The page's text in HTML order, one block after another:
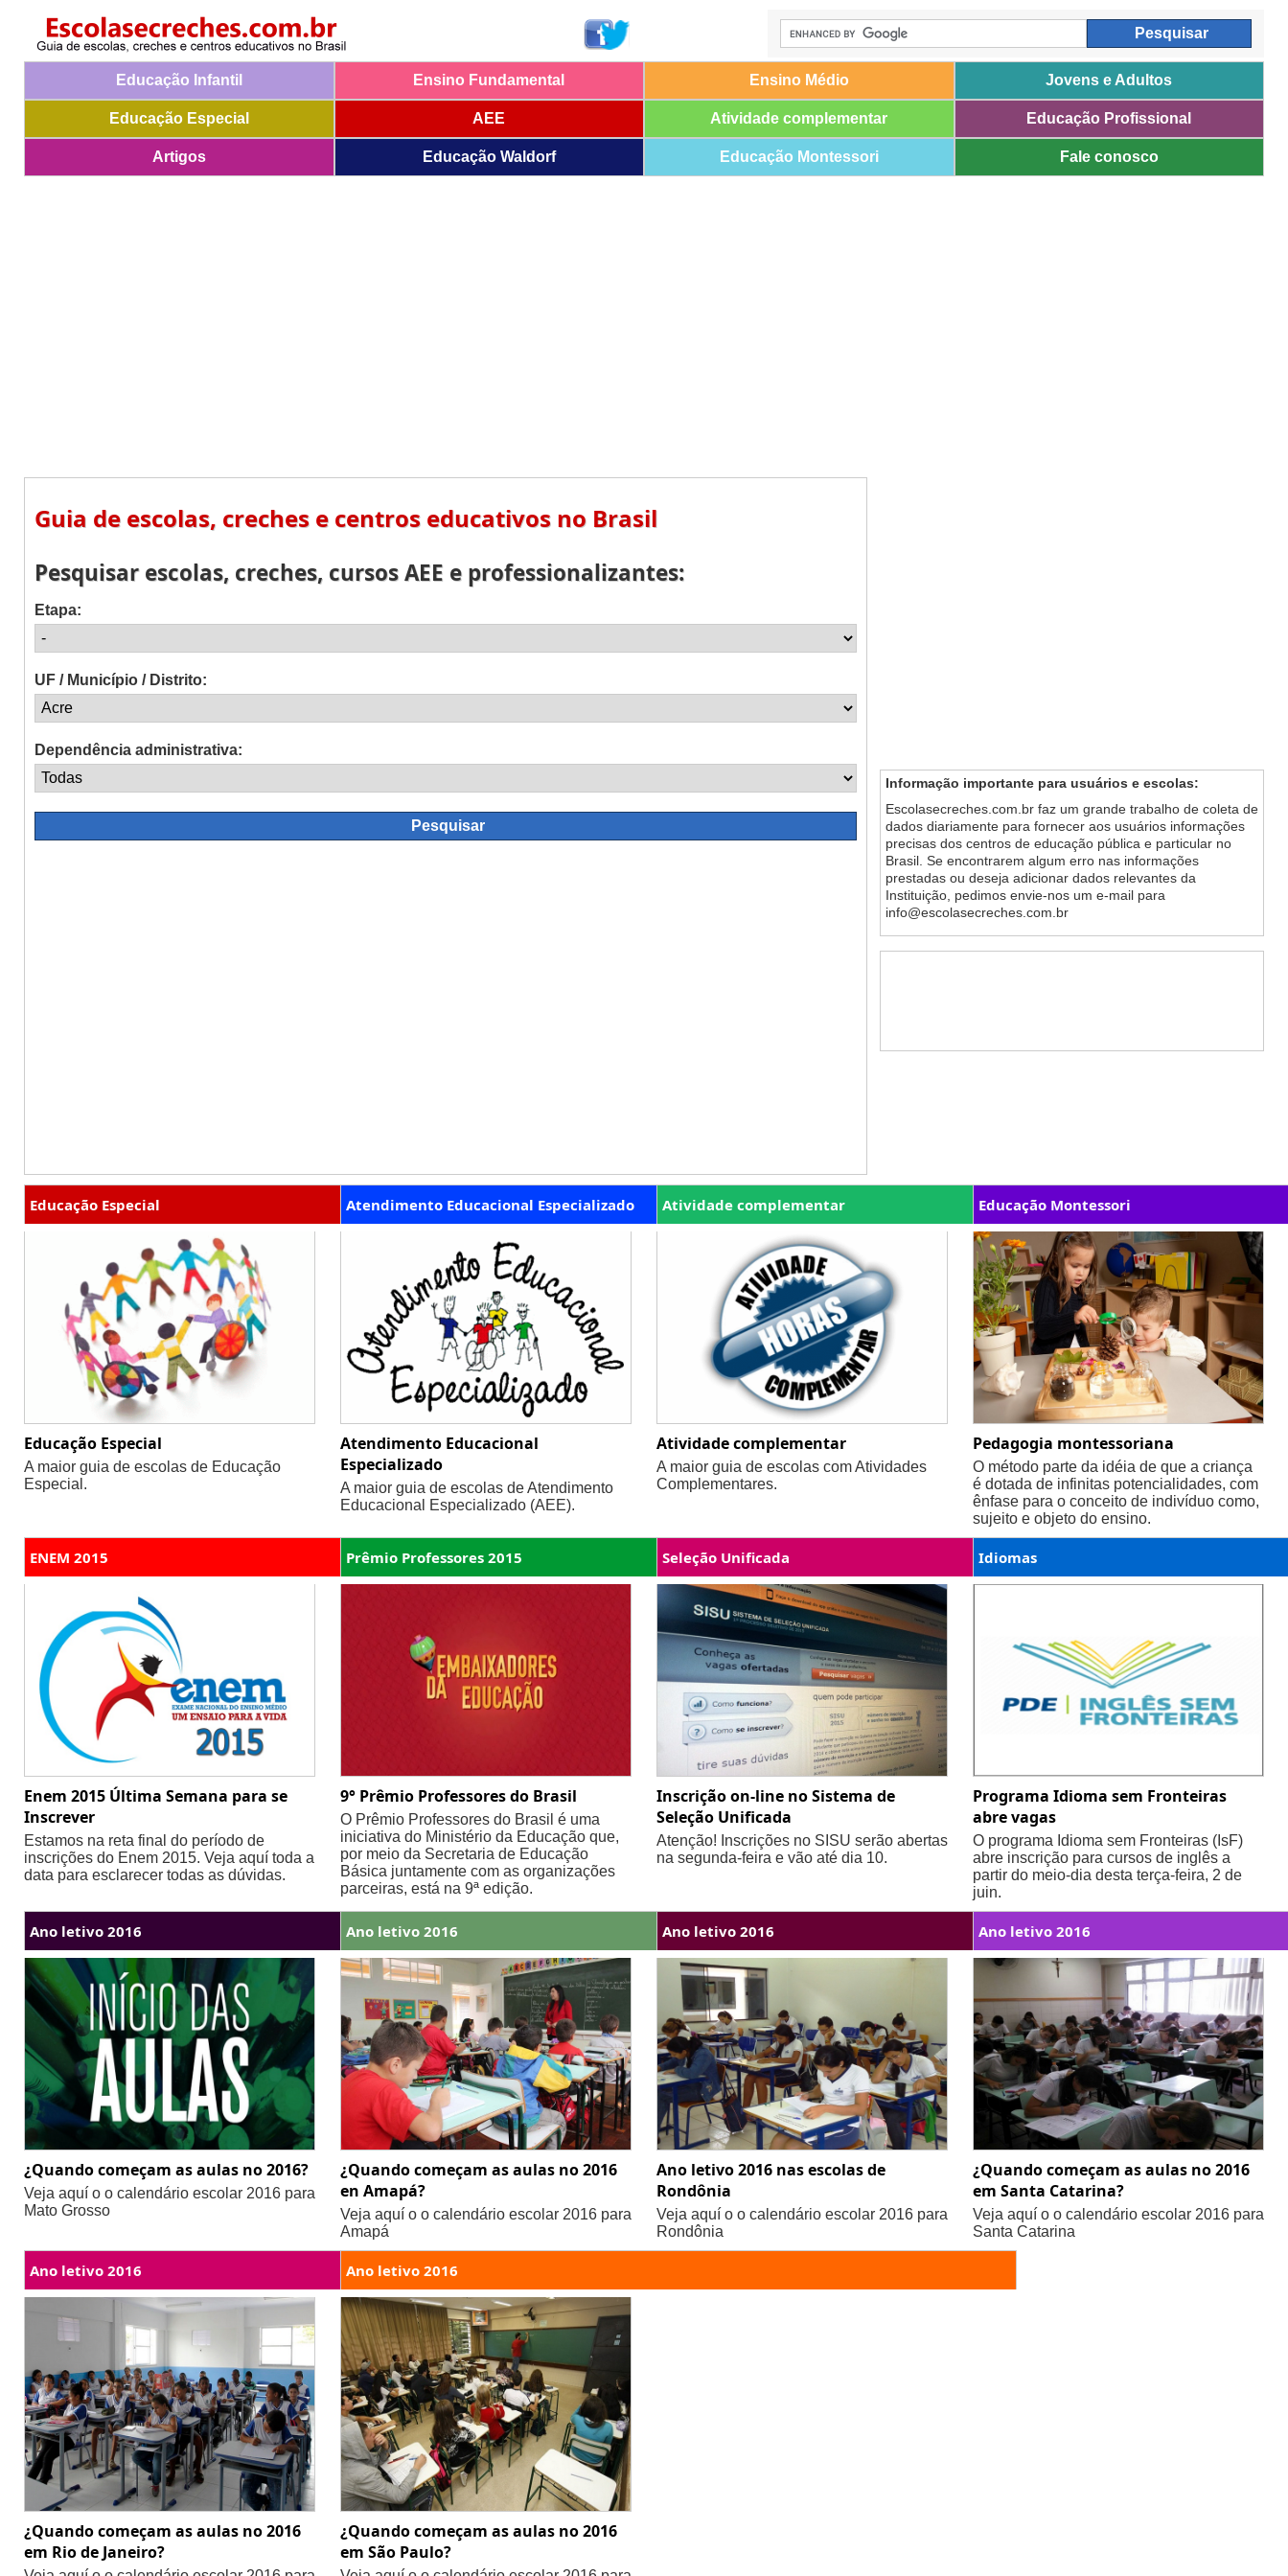
Educação Infantil Ensino Fundamental Ensino Médio Jovens e Adultos
Educação Especial AEE Atividade complementar Educação Profissional
Artigos Educação Waldorf Educação Montessori Fale conosco
Guia de escolas, creches e centros educativos no Brasil
Pesquisar escolas, creches, cursos AEE e professionalizantes:
Etapa:
UF / Município / Distrito:
Dependência administrativa:
Informação importante para usuários e escolas:
Escolasecreches.com.br faz um grande trabalho de coleta de
dados diariamente para fornecer aos usuários informações
precisas dos centros de educação pública e particular no
Brasil. Se encontrarem algum erro nas informações
prestadas ou deseja adicionar dados relevantes da
Instituição, pedimos envie-nos um e-mail para
info@escolasecreches.com.br
Educação Especial
Educação Especial
A maior guia de escolas de Educação
Especial.
Atendimento Educacional Especializado
Atendimento Educacional
Especializado
A maior guia de escolas de Atendimento
Educacional Especializado (AEE).
Atividade complementar
Atividade complementar
A maior guia de escolas com Atividades
Complementares.
Educação Montessori
Pedagogia montessoriana
O método parte da idéia de que a criança
é dotada de infinitas potencialidades, com
ênfase para o conceito de indivíduo como,
sujeito e objeto do ensino.
ENEM 2015
Enem 2015 Última Semana para se
Inscrever
Estamos na reta final do período de
inscrições do Enem 2015. Veja aquí toda a
data para esclarecer todas as dúvidas.
Prêmio Professores 2015
9° Prêmio Professores do Brasil
O Prêmio Professores do Brasil é uma
iniciativa do Ministério da Educação que,
por meio da Secretaria de Educação
Básica juntamente com as organizações
parceiras, está na 9ª edição.
Seleção Unificada
Inscrição on-line no Sistema de
Seleção Unificada
Atenção! Inscrições no SISU serão abertas
na segunda-feira e vão até dia 10.
Idiomas
Programa Idioma sem Fronteiras
abre vagas
O programa Idioma sem Fronteiras (IsF)
abre inscrição para cursos de inglês a
partir do meio-dia desta terça-feira, 2 de
juin.
Ano letivo 2016
¿Quando começam as aulas no 2016?
Veja aquí o o calendário escolar 2016 para
Mato Grosso
Ano letivo 2016
¿Quando começam as aulas no 2016
en Amapá?
Veja aquí o o calendário escolar 2016 para
Amapá
Ano letivo 2016
Ano letivo 2016 nas escolas de
Rondônia
Veja aquí o o calendário escolar 2016 para
Rondônia
Ano letivo 2016
¿Quando começam as aulas no 2016
em Santa Catarina?
Veja aquí o o calendário escolar 2016 para
Santa Catarina
Ano letivo 2016
¿Quando começam as aulas no 2016
em Rio de Janeiro?
Ano letivo 2016
¿Quando começam as aulas no 2016
em São Paulo?